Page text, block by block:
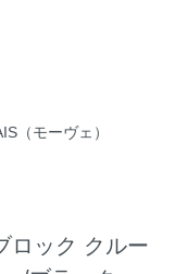
（モーヴェ）
ロック クルー